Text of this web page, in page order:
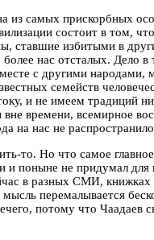
из самых прискорбных
состоит в том,
ставшие избитыми в
более нас отсталых. Дело
с другими народами,
семейств
и не имеем традиций
времени, всемирное
на нас не
то. Но что самое
и поныне не придумал для
в разных СМИ, книжках
мысль перемалывается
потому что Чаадаев